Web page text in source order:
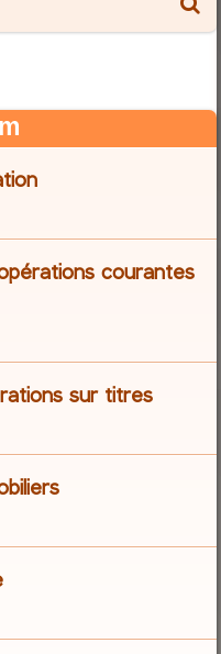
e
courantes
sur titres